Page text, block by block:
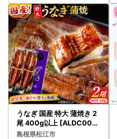
うなぎ 国産 特大 蒲焼き 2
尾 400g以上 [ALDC001]
うなぎ
島根県松江市